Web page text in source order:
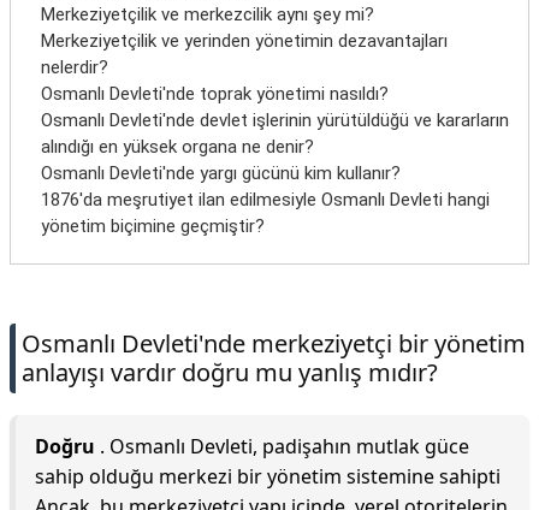
Merkeziyetçilik ve merkezcilik aynı şey mi?
Merkeziyetçilik ve yerinden yönetimin dezavantajları
nelerdir?
Osmanlı Devleti'nde toprak yönetimi nasıldı?
Osmanlı Devleti'nde devlet işlerinin yürütüldüğü ve kararların
alındığı en yüksek organa ne denir?
Osmanlı Devleti'nde yargı gücünü kim kullanır?
1876'da meşrutiyet ilan edilmesiyle Osmanlı Devleti hangi
yönetim biçimine geçmiştir?
Osmanlı Devleti'nde merkeziyetçi bir yönetim
anlayışı vardır doğru mu yanlış mıdır?
Doğru . Osmanlı Devleti, padişahın mutlak güce
sahip olduğu merkezi bir yönetim sistemine sahipti